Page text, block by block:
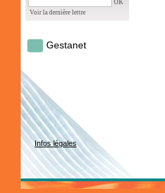
OK
Voir la dernière lettre
Gestanet
Infos légales